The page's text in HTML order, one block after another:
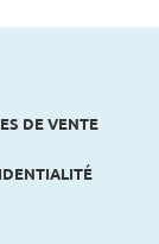
DE VENTE